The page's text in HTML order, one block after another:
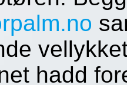
hadd